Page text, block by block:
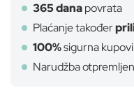
365 danapovrata
Plaćanje također
100%sigurna
Narudžba